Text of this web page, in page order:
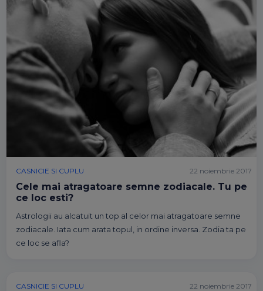
CASNICIE SI CUPLU
Cele mai atragatoare semne zodiacale. Tu pe
ce loc esti?
Astrologii au alcatuit un top al celor mai atragatoare semne
zodiacale. Iata cum arata topul, in ordine inversa. Zodia ta pe
ce loc se afla?
22 noiembrie 2017
CASNICIE SI CUPLU 22 noiembrie 2017